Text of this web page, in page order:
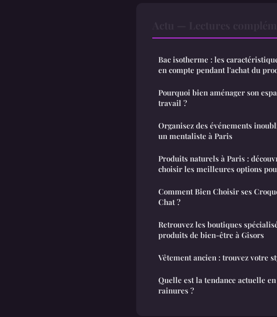
Bac isotherme : les
en compte pendant l'achat du
Pourquoi bien aménager son
travail ?
Organisez des événements
un mentaliste à Paris
Produits naturels à Paris :
choisir les meilleures options
Comment Bien Choisir ses
Chat ?
Retrouvez les boutiques
produits de bien-être à Gisors
Vêtement ancien : trouvez votre
Quelle est la tendance actuelle
rainures ?